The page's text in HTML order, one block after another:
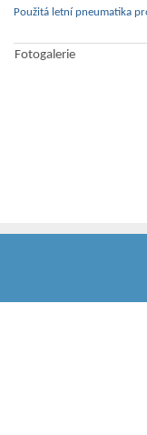
Použitá letní pneumatika
Fotogalerie